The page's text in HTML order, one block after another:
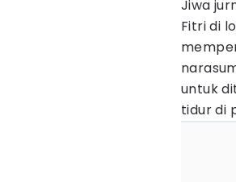
Jiwa
Fitri di
untuk
tidur di